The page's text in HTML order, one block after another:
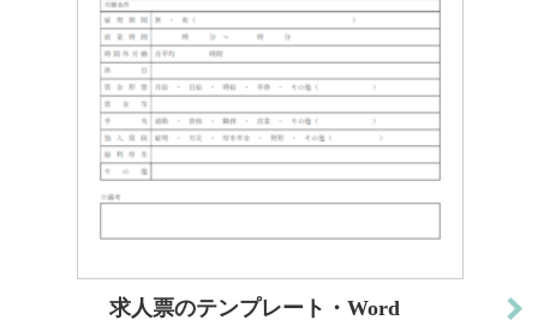
求人票のテンプレート・Word